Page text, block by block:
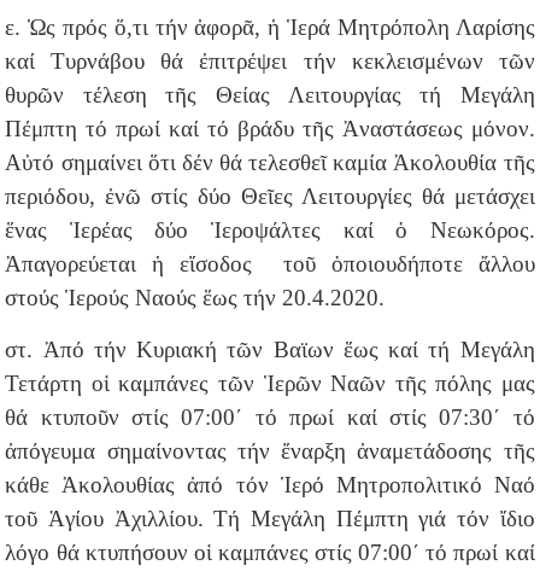
ε. Ὡς πρός ὅ,τι τήν ἀφορᾶ, ἡ Ἱερά Μητρόπολη Λαρίσης
καί Τυρνάβου θά ἐπιτρέψει τήν κεκλεισμένων τῶν
θυρῶν τέλεση τῆς Θείας Λειτουργίας τή Μεγάλη
Πέμπτη τό πρωί καί τό βράδυ τῆς Ἀναστάσεως μόνον.
Αὐτό σημαίνει ὅτι δέν θά τελεσθεῖ καμία Ἀκολουθία τῆς
περιόδου, ἐνῶ στίς δύο Θεῖες Λειτουργίες θά μετάσχει
ἕνας Ἱερέας δύο Ἱεροψάλτες καί ὁ Νεωκόρος.
Ἀπαγορεύεται ἡ εἴσοδος τοῦ ὁποιουδήποτε ἄλλου
στούς Ἱερούς Ναούς ἕως τήν 20.4.2020.
στ. Ἀπό τήν Κυριακή τῶν Βαϊων ἕως καί τή Μεγάλη
Τετάρτη οἱ καμπάνες τῶν Ἱερῶν Ναῶν τῆς πόλης μας
θά κτυποῦν στίς 07:00´ τό πρωί καί στίς 07:30´ τό
ἀπόγευμα σημαίνοντας τήν ἔναρξη ἀναμετάδοσης τῆς
κάθε Ἀκολουθίας ἀπό τόν Ἱερό Μητροπολιτικό Ναό
τοῦ Ἁγίου Ἀχιλλίου. Τή Μεγάλη Πέμπτη γιά τόν ἴδιο
λόγο θά κτυπήσουν οἱ καμπάνες στίς 07:00´ τό πρωί καί